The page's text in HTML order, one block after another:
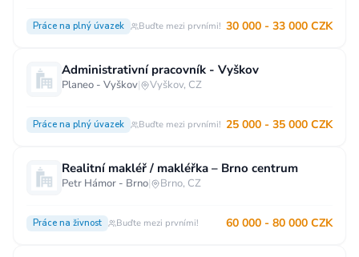
Práce na plný úvazek Buďte mezi prvními! 30 000 - 33 000 CZK
Administrativní pracovník - Vyškov
Planeo - Vyškov| Vyškov, CZ
Práce na plný úvazek Buďte mezi prvními! 25 000 - 35 000 CZK
Realitní makléř / makléřka – Brno centrum
Petr Hámor - Brno| Brno, CZ
Práce na živnost Buďte mezi prvními! 60 000 - 80 000 CZK
MBA, MBT, postgraduální studium